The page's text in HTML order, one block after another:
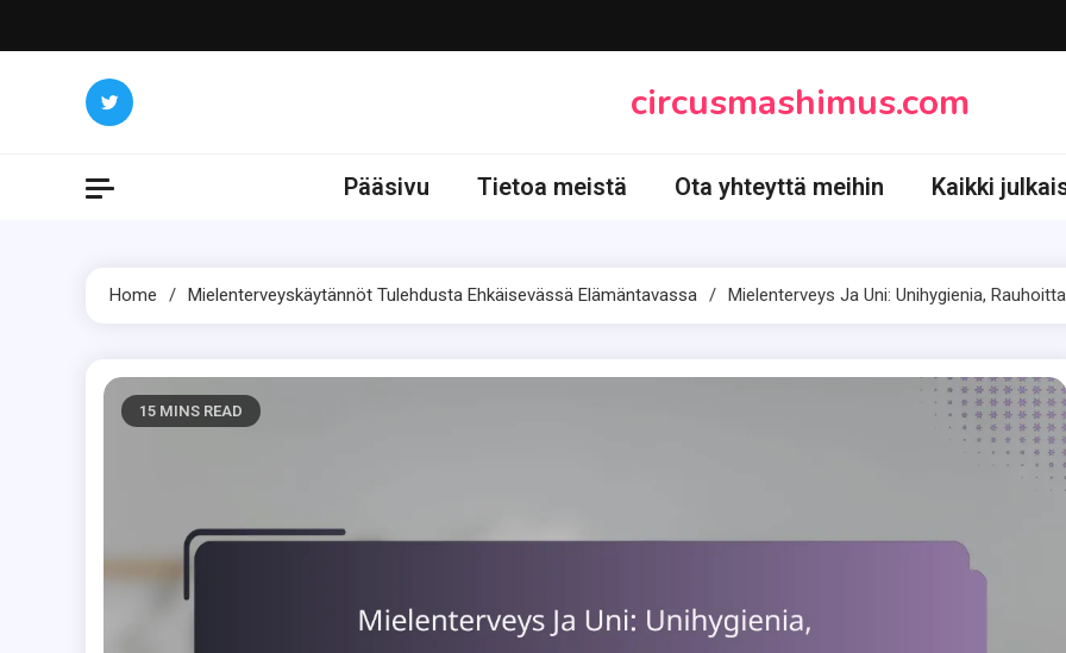
to
circusmashimus.com
Pääsivu Tietoa meistä Ota yhteyttä meihin Kaikki
Home Mielenterveyskäytännöt Tulehdusta Ehkäisevässä Elämäntavassa Mielenterveys Ja Uni: Unihygienia,
15 MINS READ